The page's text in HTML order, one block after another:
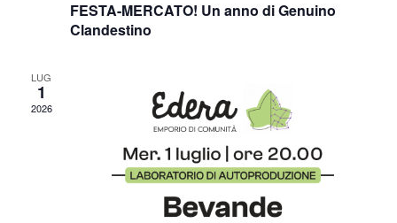
FESTA-MERCATO! Un anno di Genuino
Clandestino
LUG
1
2026